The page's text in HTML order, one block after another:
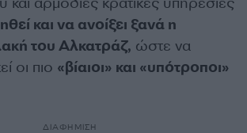
και να ανοίξει ξανά η
του Αλκατράζ, ώστε να
οι πιο «βίαιοι» και «υπότροποι»
ΔΙΑΦΗΜΙΣΗ